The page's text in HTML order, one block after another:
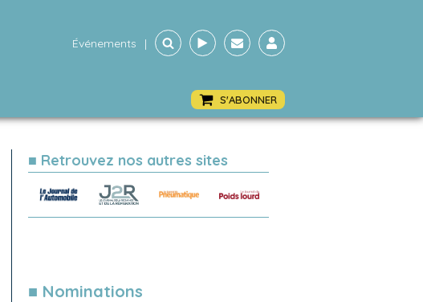
Événements |
S'ABONNER
■ Retrouvez nos autres sites
■ Nominations